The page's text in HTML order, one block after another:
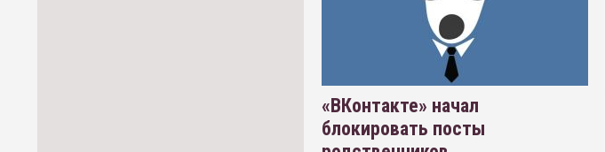
«ВКонтакте» начал
блокировать посты